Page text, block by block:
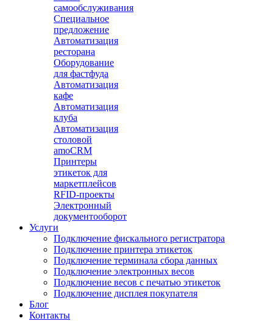
самообслуживания
Специальное
предложение
Автоматизация
ресторана
Оборудование
для фастфуда
Автоматизация
кафе
Автоматизация
клуба
Автоматизация
столовой
amoCRM
Принтеры
этикеток для
маркетплейсов
RFID-проекты
Электронный
документооборот
Услуги
Подключение фискального регистратора
Подключение принтера этикеток
Подключение терминала сбора данных
Подключение электронных весов
Подключение весов с печатью этикеток
Подключение дисплея покупателя
Блог
Контакты